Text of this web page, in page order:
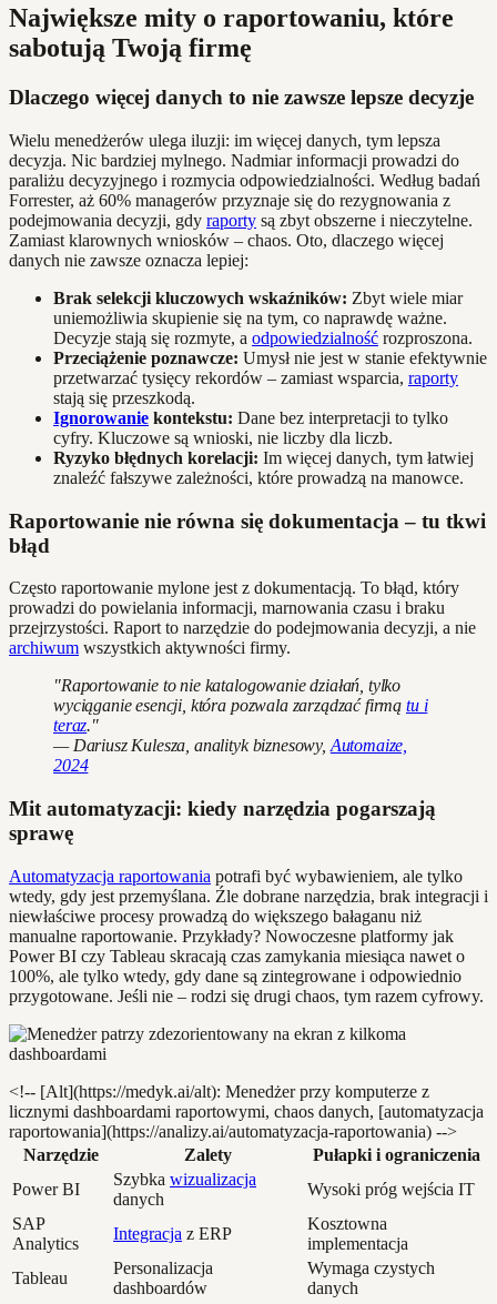
Największe mity o raportowaniu, które
sabotują Twoją firmę
Dlaczego więcej danych to nie zawsze lepsze decyzje
Wielu menedżerów ulega iluzji: im więcej danych, tym lepsza
decyzja. Nic bardziej mylnego. Nadmiar informacji prowadzi do
paraliżu decyzyjnego i rozmycia odpowiedzialności. Według badań
Forrester, aż 60% managerów przyznaje się do rezygnowania z
podejmowania decyzji, gdy raporty są zbyt obszerne i nieczytelne.
Zamiast klarownych wniosków – chaos. Oto, dlaczego więcej
danych nie zawsze oznacza lepiej:
Brak selekcji kluczowych wskaźników: Zbyt wiele miar
uniemożliwia skupienie się na tym, co naprawdę ważne.
Decyzje stają się rozmyte, a odpowiedzialność rozproszona.
Przeciążenie poznawcze: Umysł nie jest w stanie efektywnie
przetwarzać tysięcy rekordów – zamiast wsparcia, raporty
stają się przeszkodą.
Ignorowanie kontekstu: Dane bez interpretacji to tylko
cyfry. Kluczowe są wnioski, nie liczby dla liczb.
Ryzyko błędnych korelacji: Im więcej danych, tym łatwiej
znaleźć fałszywe zależności, które prowadzą na manowce.
Raportowanie nie równa się dokumentacja – tu tkwi
błąd
Często raportowanie mylone jest z dokumentacją. To błąd, który
prowadzi do powielania informacji, marnowania czasu i braku
przejrzystości. Raport to narzędzie do podejmowania decyzji, a nie
archiwum wszystkich aktywności firmy.
"Raportowanie to nie katalogowanie działań, tylko
wyciąganie esencji, która pozwala zarządzać firmą tu i
teraz."
— Dariusz Kulesza, analityk biznesowy, Automaize,
2024
Mit automatyzacji: kiedy narzędzia pogarszają
sprawę
Automatyzacja raportowania potrafi być wybawieniem, ale tylko
wtedy, gdy jest przemyślana. Źle dobrane narzędzia, brak integracji i
niewłaściwe procesy prowadzą do większego bałaganu niż
manualne raportowanie. Przykłady? Nowoczesne platformy jak
Power BI czy Tableau skracają czas zamykania miesiąca nawet o
100%, ale tylko wtedy, gdy dane są zintegrowane i odpowiednio
przygotowane. Jeśli nie – rodzi się drugi chaos, tym razem cyfrowy.
<!-- [Alt](https://medyk.ai/alt): Menedżer przy komputerze z
licznymi dashboardami raportowymi, chaos danych, [automatyzacja
raportowania](https://analizy.ai/automatyzacja-raportowania) -->
Narzędzie
Zalety
Pułapki i ograniczenia
Power BI
Szybka wizualizacja
danych
Wysoki próg wejścia IT
SAP
Analytics
Integracja z ERP
Kosztowna
implementacja
Tableau
Personalizacja
dashboardów
Wymaga czystych
danych